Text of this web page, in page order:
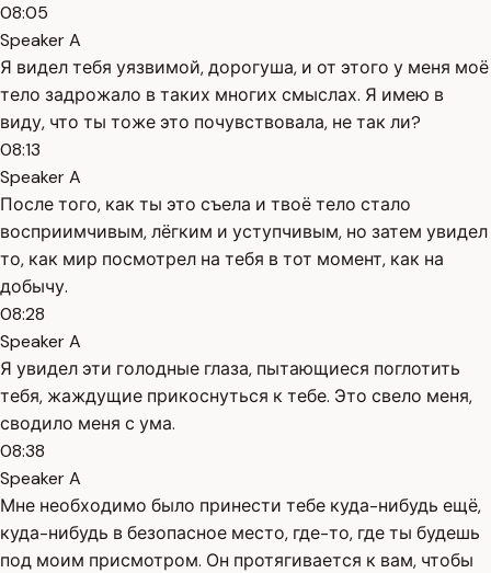
08:05
Speaker A
Я видел тебя уязвимой, дорогуша, и от этого у меня моё
тело задрожало в таких многих смыслах. Я имею в
виду, что ты тоже это почувствовала, не так ли?
08:13
Speaker A
После того, как ты это съела и твоё тело стало
восприимчивым, лёгким и уступчивым, но затем увидел
то, как мир посмотрел на тебя в тот момент, как на
добычу.
08:28
Speaker A
Я увидел эти голодные глаза, пытающиеся поглотить
тебя, жаждущие прикоснуться к тебе. Это свело меня,
сводило меня с ума.
08:38
Speaker A
Мне необходимо было принести тебе куда-нибудь ещё,
куда-нибудь в безопасное место, где-то, где ты будешь
под моим присмотром. Он протягивается к вам, чтобы